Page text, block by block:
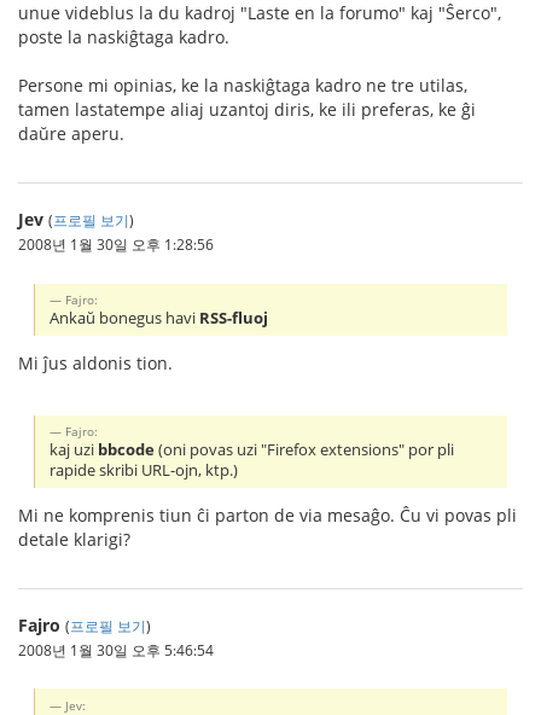
unue videblus la du kadroj "Laste en la forumo" kaj "Ŝerco",
poste la naskiĝtaga kadro.
Persone mi opinias, ke la naskiĝtaga kadro ne tre utilas,
tamen lastatempe aliaj uzantoj diris, ke ili preferas, ke ĝi
daŭre aperu.
Jev (프로필 보기)
2008년 1월 30일 오후 1:28:56
Fajro:
Ankaŭ bonegus havi RSS-fluoj
Mi ĵus aldonis tion.
Fajro:
kaj uzi bbcode(oni povas uzi "Firefox extensions" por pli
rapide skribi URL-ojn, ktp.)
Mi ne komprenis tiun ĉi parton de via mesaĝo. Ĉu vi povas pli
detale klarigi?
Fajro (프로필 보기)
2008년 1월 30일 오후 5:46:54
Jev: